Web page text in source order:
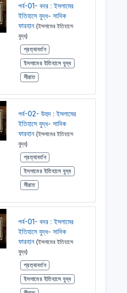
পর্ব-01- বদর : ইসলামের
ইতিহাসে যুদ্ধ- সাদিক
ফারহান (ইসলামের ইতিহাসে
যুদ্ধ)
প্রত্যাবর্তন
ইসলামের ইতিহাসে যুদ্ধ
সীরাত
পর্ব-02- উহুদ : ইসলামের
ইতিহাসে যুদ্ধ- সাদিক
ফারহান (ইসলামের ইতিহাসে
যুদ্ধ)
প্রত্যাবর্তন
ইসলামের ইতিহাসে যুদ্ধ
সীরাত
পর্ব-01- বদর : ইসলামের
ইতিহাসে যুদ্ধ- সাদিক
ফারহান (ইসলামের ইতিহাসে
যুদ্ধ)
প্রত্যাবর্তন
ইসলামের ইতিহাসে যুদ্ধ